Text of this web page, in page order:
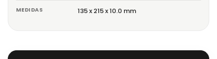
MEDIDAS 135 x 215 x 10.0 mm